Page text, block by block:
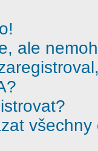
ale
všechny